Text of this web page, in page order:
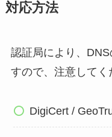
対応方法
認証局により、
すので、注意してく
DigiCert /